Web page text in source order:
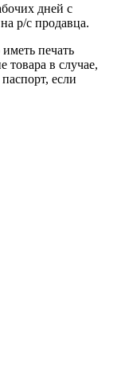
дней с
р/с продавца.
печать
товара в случае,
если